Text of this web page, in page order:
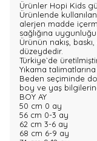
Ürünler Hopi Kids
Ürünlende
alerjen madde
sağlığına
Ürünün nakış,
düzeydedir.
Türkiye`de
Yıkama
Beden seçiminde
boy ve yaş
BOY AY
50 cm 0 ay
56 cm 0-3 ay
62 cm 3-6 ay
68 cm 6-9 ay